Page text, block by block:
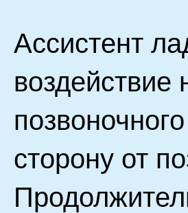
Ассистент
сторону от